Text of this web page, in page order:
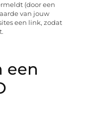
(door een
van jouw
een link, zodat
een